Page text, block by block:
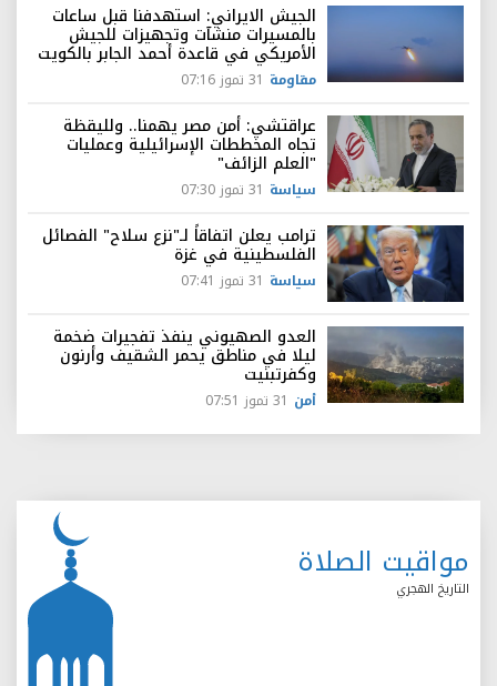
الجيش الايراني: استهدفنا قبل ساعات
بالمسيرات منشآت وتجهيزات للجيش
الأمريكي في قاعدة أحمد الجابر بالكويت
مقاومة 31 تموز 07:16
عراقتشي: أمن مصر يهمنا.. ولليقظة
تجاه المخططات الإسرائيلية وعمليات
"العلم الزائف"
سياسة 31 تموز 07:30
ترامب يعلن اتفاقاً لـ"نزع سلاح" الفصائل
الفلسطينية في غزة
سياسة 31 تموز 07:41
العدو الصهيوني ينفذ تفجيرات ضخمة
ليلا في مناطق يحمر الشقيف وأرنون
وكفرتبنيت
أمن 31 تموز 07:51
مواقيت الصلاة
التاريخ الهجري